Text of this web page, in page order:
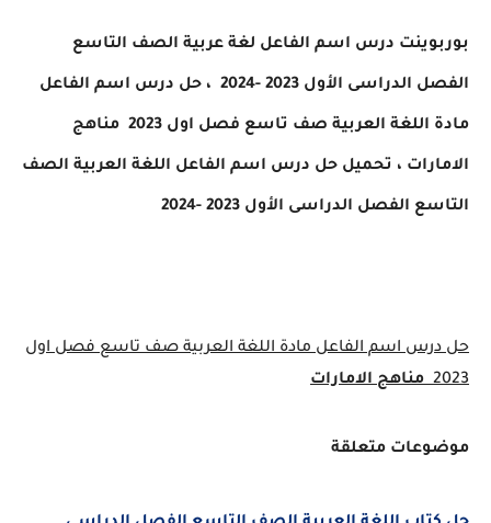
درس اسم الفاعل لغة عربية الصف التاسع
الأول 2023 -2024 ، حل درس اسم الفاعل
اللغة العربية صف تاسع فصل اول 2023 مناهج
، تحميل حل درس اسم الفاعل اللغة العربية الصف
الفصل الدراسى الأول 2023 -2024
اسم الفاعل مادة اللغة العربية صف تاسع فصل اول
مناهج الامارات
متعلقة